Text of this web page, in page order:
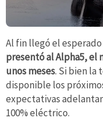
Al fin llegó el
presentó al Alpha5, el
unos meses. Si bien la
disponible los
expectativas
100% eléctrico.